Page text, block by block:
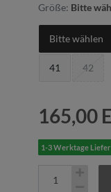
Größe: Bitte
Bitte wählen
41 42
165,00
1-3 Werktage